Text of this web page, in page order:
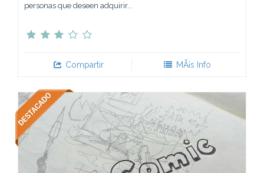
personas que deseen adquirir...
Compartir MÃ¡s Info